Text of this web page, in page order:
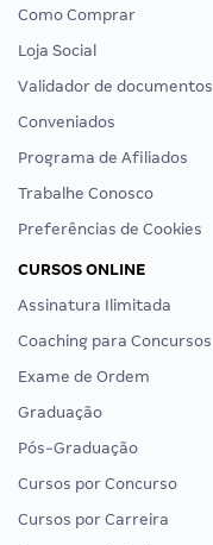
Como Comprar
Loja Social
Validador de documentos
Conveniados
Programa de Afiliados
Trabalhe Conosco
Preferências de Cookies
CURSOS ONLINE
Assinatura Ilimitada
Coaching para Concursos
Exame de Ordem
Graduação
Pós-Graduação
Cursos por Concurso
Cursos por Carreira